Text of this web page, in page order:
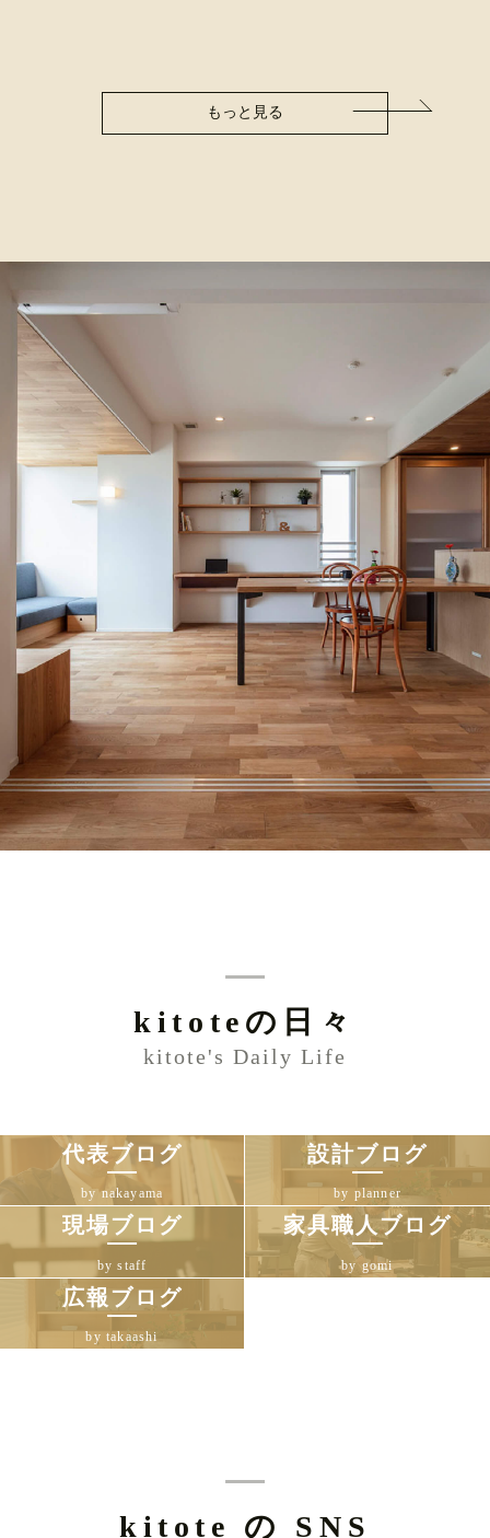
もっと見る
kitoteの日々
kitote's Daily Life
代表ブログ
by nakayama
設計ブログ
by planner
現場ブログ
by staff
家具職人ブログ
by gomi
広報ブログ
by takaashi
kitote の SNS